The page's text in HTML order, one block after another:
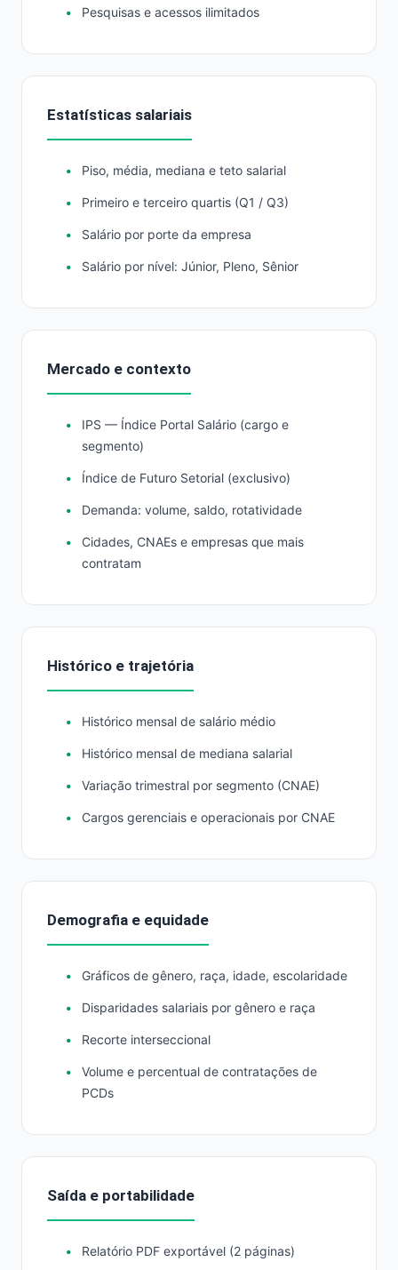
Pesquisas e acessos ilimitados
Estatísticas salariais
Piso, média, mediana e teto salarial
Primeiro e terceiro quartis (Q1 / Q3)
Salário por porte da empresa
Salário por nível: Júnior, Pleno, Sênior
Mercado e contexto
IPS — Índice Portal Salário (cargo e
segmento)
Índice de Futuro Setorial (exclusivo)
Demanda: volume, saldo, rotatividade
Cidades, CNAEs e empresas que mais
contratam
Histórico e trajetória
Histórico mensal de salário médio
Histórico mensal de mediana salarial
Variação trimestral por segmento (CNAE)
Cargos gerenciais e operacionais por CNAE
Demografia e equidade
Gráficos de gênero, raça, idade, escolaridade
Disparidades salariais por gênero e raça
Recorte interseccional
Volume e percentual de contratações de
PCDs
Saída e portabilidade
Relatório PDF exportável (2 páginas)